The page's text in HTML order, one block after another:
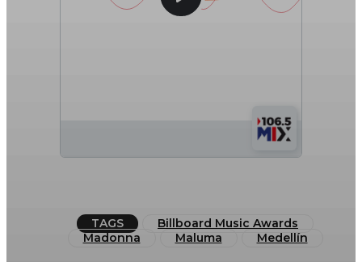
TAGS
Billboard Music Awards
Madonna
Maluma Medellín